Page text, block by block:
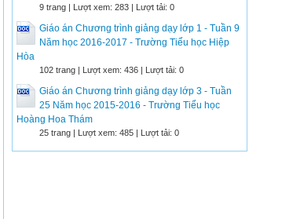
9 trang | Lượt xem: 283 | Lượt tải: 0
Giáo án Chương trình giảng dạy lớp 1 - Tuần 9
Năm học 2016-2017 - Trường Tiểu học Hiệp
Hòa
102 trang | Lượt xem: 436 | Lượt tải: 0
Giáo án Chương trình giảng dạy lớp 3 - Tuần
25 Năm học 2015-2016 - Trường Tiểu học
Hoàng Hoa Thám
25 trang | Lượt xem: 485 | Lượt tải: 0